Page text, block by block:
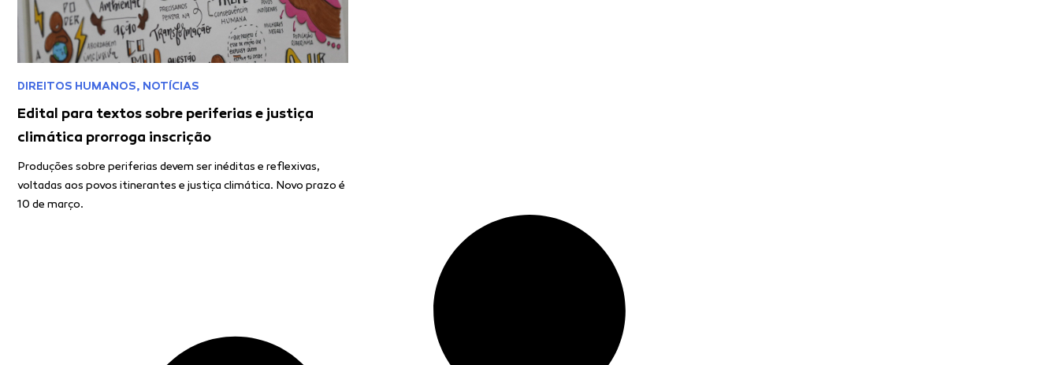
DIREITOS HUMANOS, NOTÍCIAS
Edital para textos sobre periferias e justiça
climática prorroga inscrição
Produções sobre periferias devem ser inéditas e reflexivas,
voltadas aos povos itinerantes e justiça climática. Novo prazo é
10 de março.